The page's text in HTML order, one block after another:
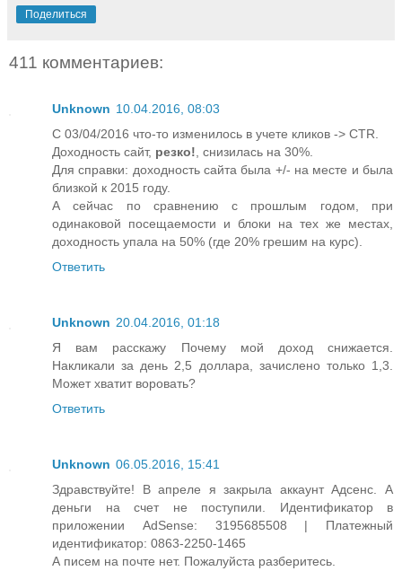
Поделиться
411 комментариев:
Unknown 10.04.2016, 08:03
С 03/04/2016 что-то изменилось в учете кликов -> CTR.
Доходность сайт, резко! , снизилась на 30%.
Для справки: доходность сайта была +/- на месте и была
близкой к 2015 году.
А сейчас по сравнению с прошлым годом, при
одинаковой посещаемости и блоки на тех же местах,
доходность упала на 50% (где 20% грешим на курс).
Ответить
Unknown 20.04.2016, 01:18
Я вам расскажу Почему мой доход снижается.
Накликали за день 2,5 доллара, зачислено только 1,3.
Может хватит воровать?
Ответить
Unknown 06.05.2016, 15:41
Здравствуйте! В апреле я закрыла аккаунт Адсенс. А
деньги на счет не поступили. Идентификатор в
приложении AdSense: 3195685508 | Платежный
идентификатор: 0863-2250-1465
А писем на почте нет. Пожалуйста разберитесь.